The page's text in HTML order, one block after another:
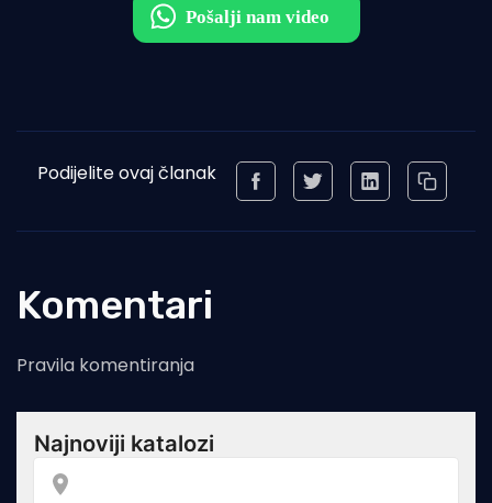
Podijelite ovaj članak
Komentari
Pravila komentiranja